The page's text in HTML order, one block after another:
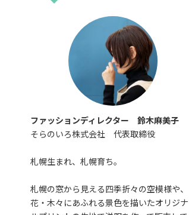
ファッションディレクター 鈴木麻美子
そらのいろ株式会社 代表取締役
札幌生まれ、札幌育ち。
札幌の窓から見える四季折々の空模様や、
花・木々にあふれる景色を描いたオリジナ